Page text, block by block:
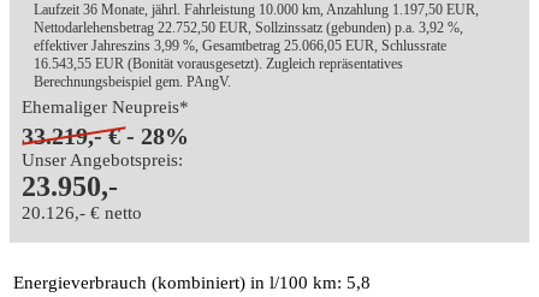
Laufzeit 36 Monate, jährl. Fahrleistung 10.000 km, Anzahlung 1.197,50 EUR,
Nettodarlehensbetrag 22.752,50 EUR, Sollzinssatz (gebunden) p.a. 3,92 %,
effektiver Jahreszins 3,99 %, Gesamtbetrag 25.066,05 EUR, Schlussrate
16.543,55 EUR (Bonität vorausgesetzt). Zugleich repräsentatives
Berechnungsbeispiel gem. PAngV.
Ehemaliger Neupreis*
33.219,- € - 28%
Unser Angebotspreis:
23.950,-
20.126,- € netto
Energieverbrauch (kombiniert) in l/100 km: 5,8